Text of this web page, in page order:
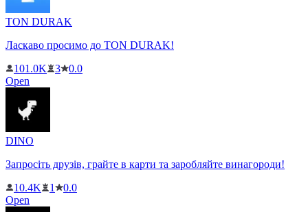
TON DURAK
Ласкаво просимо до TON DURAK!
101.0K
3
0.0
Open
DINO
Запросіть друзів, грайте в карти та заробляйте винагороди!
10.4K
1
0.0
Open